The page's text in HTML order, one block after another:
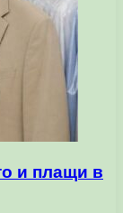
и плащи в